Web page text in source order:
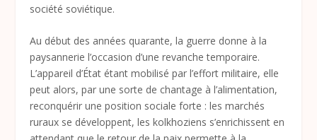
société soviétique.
Au début des années quarante, la guerre donne à la
paysannerie l’occasion d’une revanche temporaire.
L’appareil d’État étant mobilisé par l’effort militaire, elle
peut alors, par une sorte de chantage à l’alimentation,
reconquérir une position sociale forte : les marchés
ruraux se développent, les kolkhoziens s’enrichissent en